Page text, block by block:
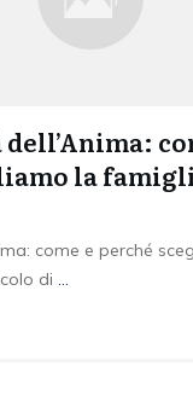
la
come e perché
di ...